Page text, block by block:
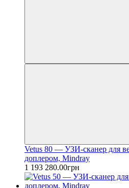
Vetus 80 — УЗИ-сканер для
доплером, Mindray
1 193 280.00грн